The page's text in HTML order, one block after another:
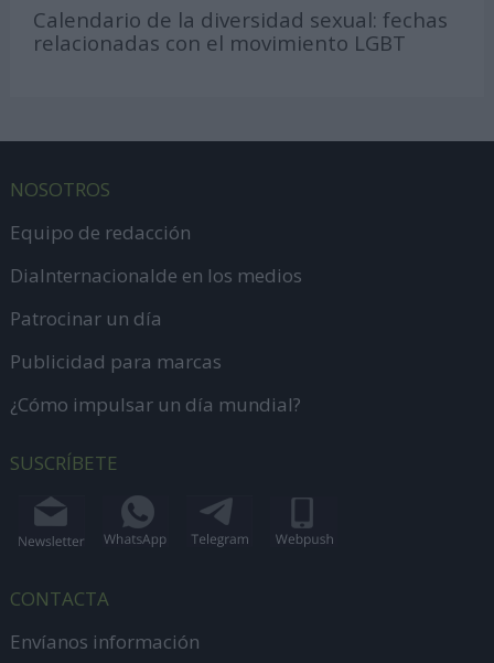
Calendario de la diversidad sexual: fechas
relacionadas con el movimiento LGBT
NOSOTROS
Equipo de redacción
DiaInternacionalde en los medios
Patrocinar un día
Publicidad para marcas
¿Cómo impulsar un día mundial?
SUSCRÍBETE
CONTACTA
Envíanos información